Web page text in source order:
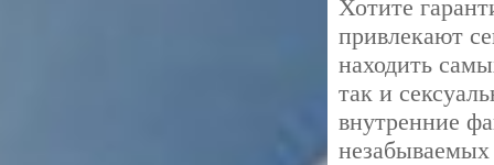
Хотите
привлекают
находить
так и
внутренние
незабываемых